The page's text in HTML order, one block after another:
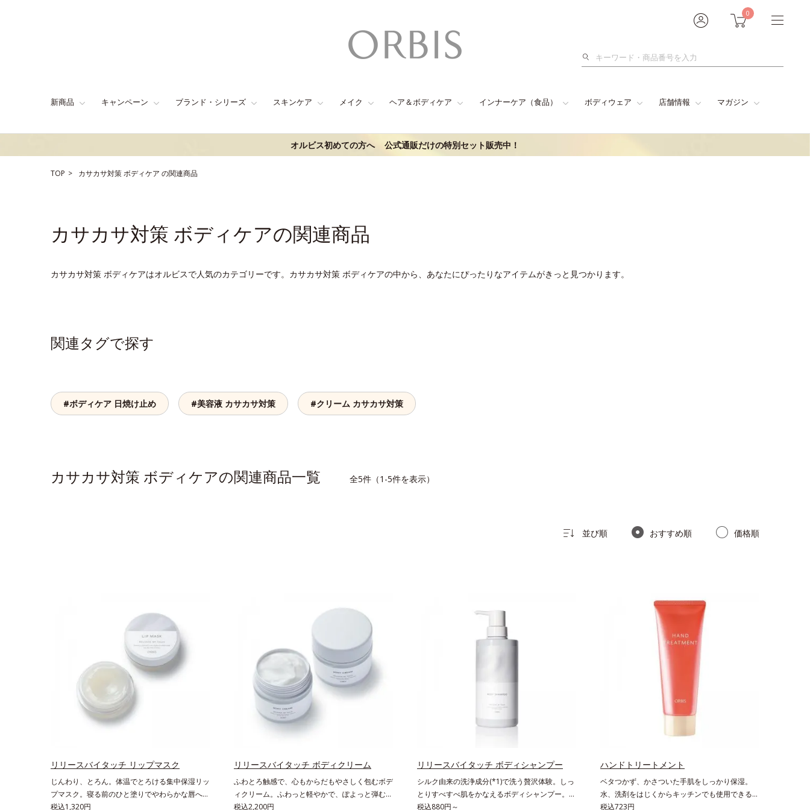
0
検
新商品 キャンペーン ブランド・シリーズ スキンケア メイク ヘア＆ボディケア インナーケア（食品） ボディウェア 店舗情報 マガジン
オルビス初めての方へ 公式通販だけの特別セット販売中！
TOP カサカサ対策ボディケア の関連商品
カサカサ対策 ボディケアの関連商品
カサカサ対策 ボディケアはオルビスで人気のカテゴリーです。カサカサ対策 ボディケアの中から、あなたにぴったりなアイテムがきっと見つかります。
関連タグで探す
#ボディケア 日焼け止め #美容液 カサカサ対策 #クリーム カサカサ対策
カサカサ対策 ボディケアの関連商品一覧 全5件（1-5件を表示）
並び順 おすすめ順 価格順
リリースバイタッチ リップマスク
じんわり、とろん。体温でとろける集中保湿リッ
プマスク。寝る前のひと塗りでやわらかな唇へ。
集中保湿リップマスクです。バームのような固め
税込1,320円
リリースバイタッチ ボディクリーム
ふわとろ触感で、心もからだもやさしく包むボデ
ィクリーム。ふわっと軽やかで、ぽよっと弾むユ
ニーク触感。なじませると摩擦と皮膚温でほどけ
税込2,200円
リリースバイタッチ ボディシャンプー
シルク由来の洗浄成分(*1)で洗う贅沢体験。しっ
とりすべすべ肌をかなえるボディシャンプー。リ
リースバイタッチ ボディシャンプーふわもこ濃
税込880円～
ハンドトリートメント
ベタつかず、かさついた手肌をしっかり保湿。
水、洗剤をはじくからキッチンでも使用できる万
能型ハンドクリーム。常に外気にさらされている
税込723円